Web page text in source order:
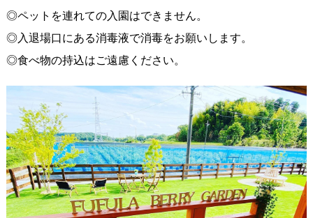
◎ペットを連れての入園はできません。
◎入退場口にある消毒液で消毒をお願いします。
◎食べ物の持込はご遠慮ください。